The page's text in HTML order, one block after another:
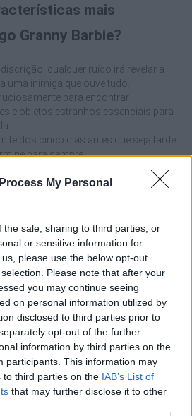
My Personal
the sale, sharing to third parties, or
or sensitive information for
please use the below opt-out
Please note that after your
you may continue seeing
on personal information utilized by
disclosed to third parties prior to
opt-out of the further
information by third parties on the
participants. This information may
to third parties on the IAB’s List of
that may further disclose it to other
mais
Granny Barbie?
qualquer ruído irá revelar a
uma inimiga que ouve tudo.
para encontrar
e objetos estranhos essenciais para
dos cinco dias antes que seja tarde
para sempre.
que se tornará mais agressiva,
dia que passa.
te esconderes debaixo das camas
o facto de a avó estar menos
a localização dos esconderijos-
Se deixares cair um objeto
te esconderes rapidamente, poderás
assim o corredor oposto e
com total liberdade.
Barbie?
pela Pixel Craft Games.